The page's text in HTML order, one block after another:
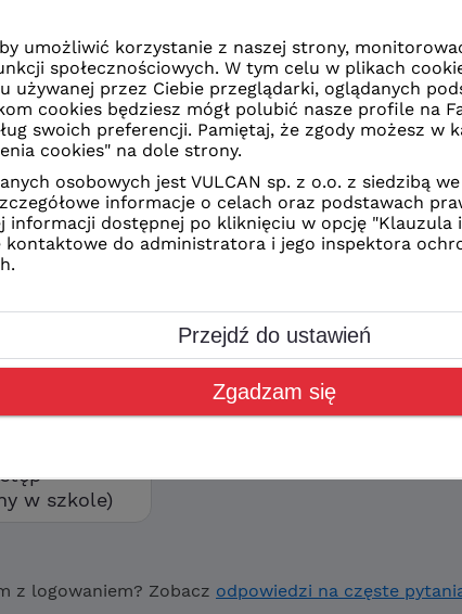
zmianą
Ciebie sposób logowania
swoje konto wybierz
w szkole)
z logowaniem? Zobacz odpowiedzi na częste